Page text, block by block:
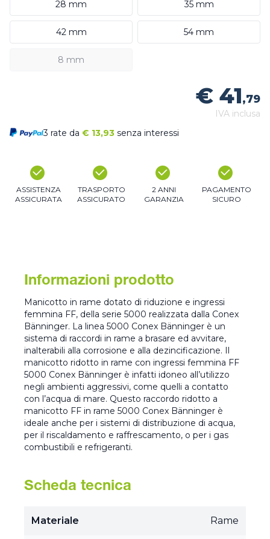
28 mm 35 mm
42 mm 54 mm
8 mm
€ 41,79
IVA inclusa
3 rate da € 13,93 senza interessi
ASSISTENZA
ASSICURATA
TRASPORTO
ASSICURATO
2 ANNI
GARANZIA
PAGAMENTO
SICURO
Informazioni prodotto
Manicotto in rame dotato di riduzione e ingressi
femmina FF, della serie 5000 realizzata dalla Conex
Bänninger. La linea 5000 Conex Bänninger è un
sistema di raccordi in rame a brasare ed avvitare,
inalterabili alla corrosione e alla dezincificazione. Il
manicotto ridotto in rame con ingressi femmina FF
5000 Conex Bänninger è infatti idoneo all’utilizzo
negli ambienti aggressivi, come quelli a contatto
con l’acqua di mare. Questo raccordo ridotto a
manicotto FF in rame 5000 Conex Bänninger è
ideale anche per i sistemi di distribuzione di acqua,
per il riscaldamento e raffrescamento, o per i gas
combustibili e refrigeranti.
Scheda tecnica
Materiale Rame